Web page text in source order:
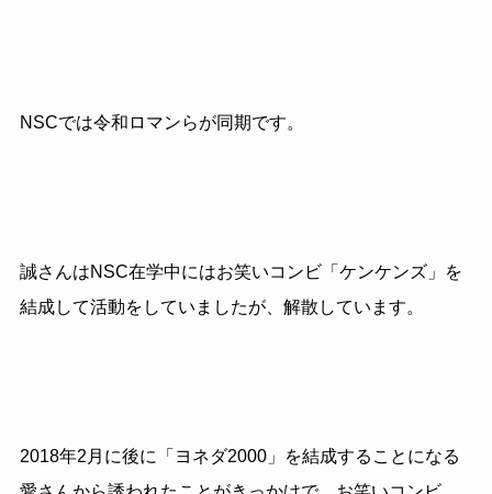
NSCでは令和ロマンらが同期です。
誠さんはNSC在学中にはお笑いコンビ「ケンケンズ」を
結成して活動をしていましたが、解散しています。
2018年2月に後に「ヨネダ2000」を結成することになる